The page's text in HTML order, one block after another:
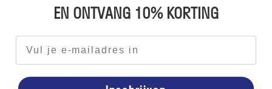
EN ONTVANG 10% KORTING
E-mailadres